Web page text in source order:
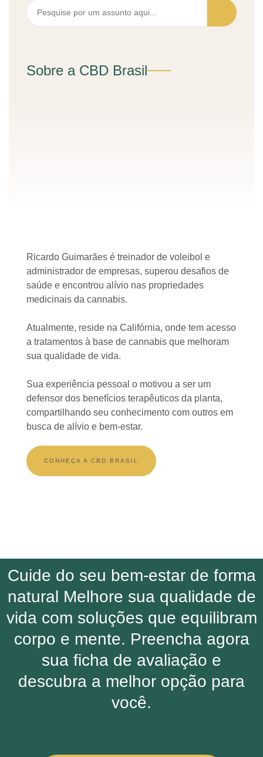
Sobre a CBD Brasil
Ricardo Guimarães é treinador de voleibol e
administrador de empresas, superou desafios de
saúde e encontrou alívio nas propriedades
medicinais da cannabis.
Atualmente, reside na Califórnia, onde tem acesso
a tratamentos à base de cannabis que melhoram
sua qualidade de vida.
Sua experiência pessoal o motivou a ser um
defensor dos benefícios terapêuticos da planta,
compartilhando seu conhecimento com outros em
busca de alívio e bem-estar.
CONHEÇA A CBD BRASIL
Cuide do seu bem-estar de forma
natural Melhore sua qualidade de
vida com soluções que equilibram
corpo e mente. Preencha agora
sua ficha de avaliação e
descubra a melhor opção para
você.